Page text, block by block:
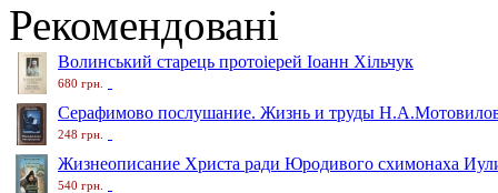
Рекомендовані
Волинський старець протоіерей Іоанн Хільчук
680 грн.
Серафимово послушание. Жизнь и труды
248 грн.
Жизнеописание Христа ради Юродивого схимонаха
540 грн.